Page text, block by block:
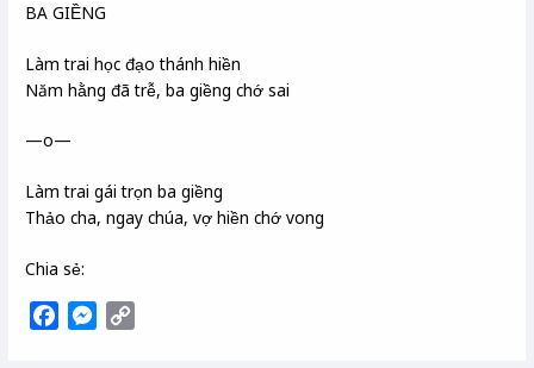
BA GIỀNG
Làm trai học đạo thánh hiền
Năm hằng đã trễ, ba giềng chớ sai
—o—
Làm trai gái trọn ba giềng
Thảo cha, ngay chúa, vợ hiền chớ vong
Chia sẻ:
M